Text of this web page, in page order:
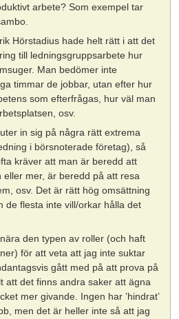
arbete? Som exempel tar
Hörstadius hade helt rätt i att det
till ledningsgruppsarbete hur
Man bedömer inte
timmar de jobbar, utan efter hur
som efterfrågas, hur väl man
osv.
in sig på några rätt extrema
i börsnoterade företag), så
kräver att man är beredd att
eller mer, är beredd på att resa
osv. Det är rätt hög omsättning
de flesta inte vill/orkar hålla det
den typen av roller (och haft
för att veta att jag inte suktar
gått med på att prova på
att det finns andra saker att ägna
mer givande. Ingen har ’hindrat’
men det är heller inte så att jag